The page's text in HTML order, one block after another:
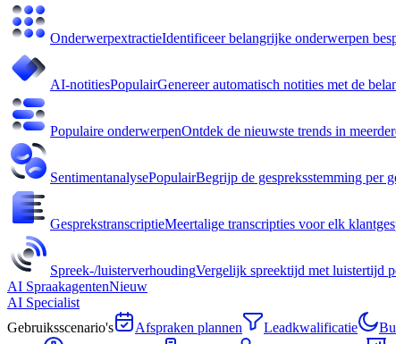
OnderwerpextractieIdentificeer belangrijke onderwerpen
AI-notitiesPopulairGenereer automatisch notities met de
Populaire onderwerpenOntdek de nieuwste trends in
SentimentanalysePopulairBegrijp de gespreksstemming per
GesprekstranscriptieMeertalige transcripties voor elk
Spreek-/luisterverhoudingVergelijk spreektijd met luistertijd
AI SpraakagentenNieuw
AI Specialist
Gebruiksscenario's
Afspraken plannen Leadkwalificatie